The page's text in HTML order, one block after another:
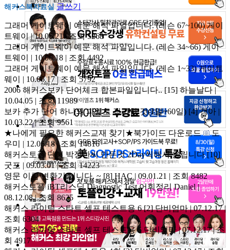
해커스북자료실 글쓰기
그래머 게이트웨이 예문 해석 파일입니다. (레슨 67~100)게이
트웨이 | 10.06.21 | 조회 5268
그래머 게이트웨이 예문 해석 파일입니다. (레슨 34~66)게이
트웨이 | 10.06.18 | 조회 4492
그래머 게이트웨이 예문 해석 파일입니다. (레슨 1~33)게이트
웨이 | 10.06.17 | 조회 5792
2006 해커스보카 단어체크 합본파일입니다..[15] 하늘날다 |
10.04.05 | 조회 11989
보카 추가 단어 하나의 파일로 정리한 것(1일~60일) [4] 갱아 |
10.03.22 | 조회 9561
★나에게 필요한 해커스교재 찾기★북가이드 다운로드
도
우미 | 12.06.18 | 조회 14816
해커스토플 단어 박정한씨 만든것 2Day씩해서 올립니다[10]
굿포 | 09.03.01 | 조회 14223
영문 이름 변환기 입니다. ~ [8] HAC | 09.01.21 | 조회 8482
해커스토플 iBT리스닝 Diagnostic Test 어휘정리Daniel |
08.12.08 | 조회 8625
해커스 라이팅 스타트 셀프 테스트용 6[2] 단비엄마 | 07.12.17 |
조회 6304
해커스 라이팅 스타트 셀프 테스트용 5 단비엄마 | 07.12.17 | 조
회 4917